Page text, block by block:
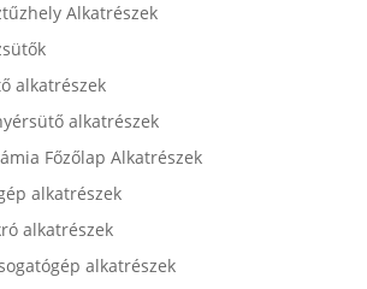
Alkatrészek
alkatrészek
alkatrészek
Főzőlap Alkatrészek
alkatrészek
alkatrészek
alkatrészek